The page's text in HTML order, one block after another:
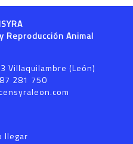
Reproducción Animal
Villaquilambre (León)
281 750
llegar